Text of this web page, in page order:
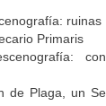
ruinas
Primaris
de Plaga, un